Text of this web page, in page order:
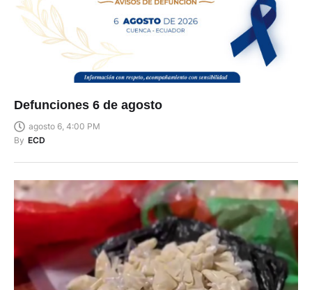
Defunciones 6 de agosto
agosto 6, 4:00 PM
By ECD